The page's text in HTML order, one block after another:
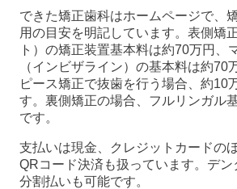
できた矯正歯科はホームページで、
用の目安を明記しています。表側矯
ト）の矯正装置基本料は約70万円、
（インビザライン）の基本料は約70
ピース矯正で抜歯を行う場合、約10
す。裏側矯正の場合、フルリンガル
です。
支払いは現金、クレジットカードの
QRコード決済も扱っています。デン
分割払いも可能です。